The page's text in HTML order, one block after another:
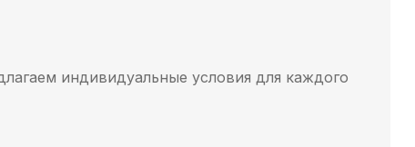
индивидуальные условия для каждого